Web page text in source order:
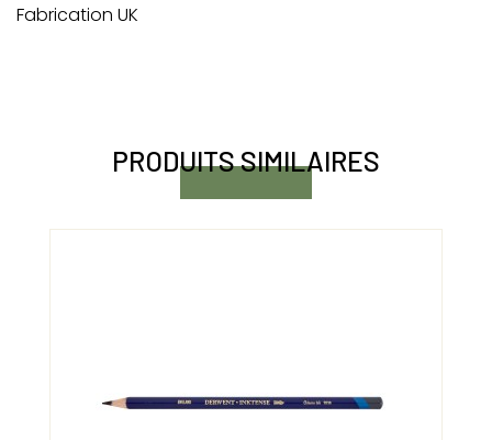
Fabrication UK
PRODUITS SIMILAIRES